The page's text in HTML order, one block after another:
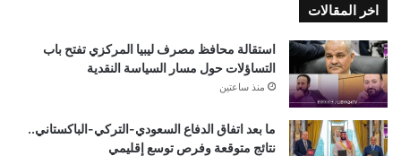
اخر المقالات
استقالة محافظ مصرف ليبيا المركزي تفتح باب
التساؤلات حول مسار السياسة النقدية
منذ ساعتين
ما بعد اتفاق الدفاع السعودي-التركي-الباكستاني..
نتائج متوقعة وفرص توسع إقليمي